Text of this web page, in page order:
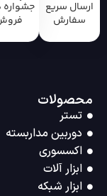
ارسال سریع
سفارش
محصولات
تستر
دوربین مداربسته
اکسسوری
ابزار آلات
ابزار شبکه